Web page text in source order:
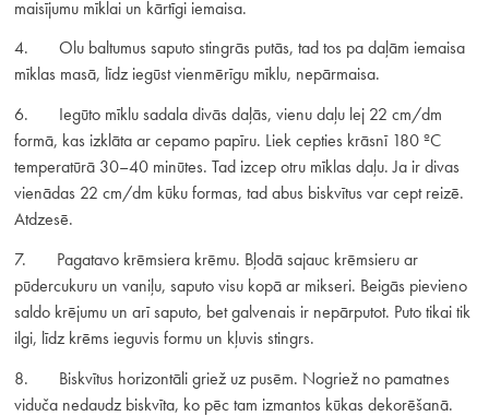
maisījumu mīklai un kārtīgi iemaisa.
4. Olu baltumus saputo stingrās putās, tad tos pa daļām iemaisa
mīklas masā, līdz iegūst vienmērīgu mīklu, nepārmaisa.
6. Iegūto mīklu sadala divās daļās, vienu daļu lej 22 cm/dm
formā, kas izklāta ar cepamo papīru. Liek cepties krāsnī 180 ºC
temperatūrā 30–40 minūtes. Tad izcep otru mīklas daļu. Ja ir divas
vienādas 22 cm/dm kūku formas, tad abus biskvītus var cept reizē.
Atdzesē.
7. Pagatavo krēmsiera krēmu. Bļodā sajauc krēmsieru ar
pūdercukuru un vaniļu, saputo visu kopā ar mikseri. Beigās pievieno
saldo krējumu un arī saputo, bet galvenais ir nepārputot. Puto tikai tik
ilgi, līdz krēms ieguvis formu un kļuvis stingrs.
8. Biskvītus horizontāli griež uz pusēm. Nogriež no pamatnes
viduča nedaudz biskvīta, ko pēc tam izmantos kūkas dekorēšanā.